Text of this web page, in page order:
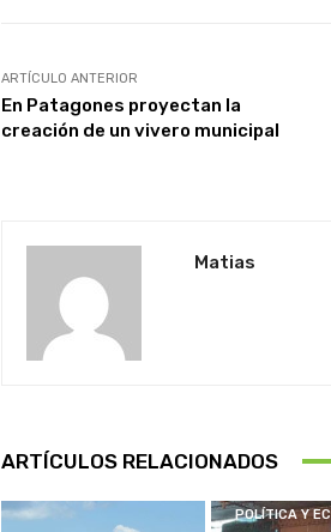
ARTÍCULO ANTERIOR
En Patagones proyectan la
creación de un vivero municipal
Matias
ARTÍCULOS RELACIONADOS
POLÍTICA Y